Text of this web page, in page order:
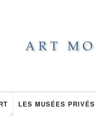
LES MUSÉES PRIVÉS